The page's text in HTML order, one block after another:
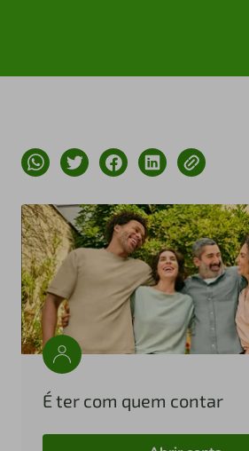
É ter com quem contar